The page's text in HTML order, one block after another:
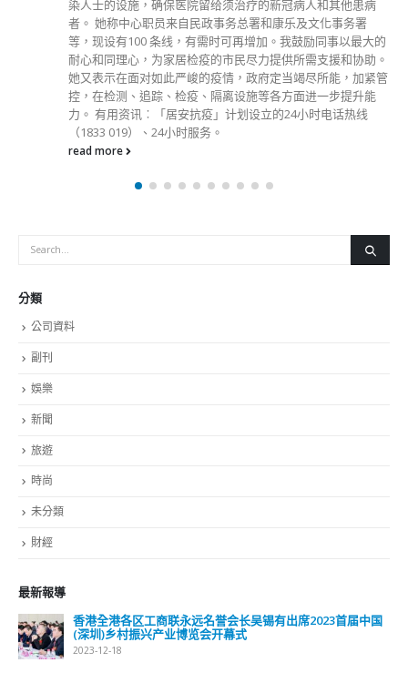
染人士的设施，确保医院留给须治疗的新冠病人和其他患病
者。 她称中心职员来自民政事务总署和康乐及文化事务署
等，现设有100 条线，有需时可再增加。我鼓励同事以最大的
耐心和同理心，为家居检疫的市民尽力提供所需支援和协助。
她又表示在面对如此严峻的疫情，政府定当竭尽所能，加紧管
控，在检测、追踪、检疫、隔离设施等各方面进一步提升能
力。 有用资讯︰「居安抗疫」计划设立的24小时电话热线
（1833 019）、24小时服务。
read more
分類
公司資料
副刊
娛樂
新聞
旅遊
時尚
未分類
財經
最新報導
香港全港各区工商联永远名誉会长吴锡有出席2023首届中国
(深圳)乡村振兴产业博览会开幕式
2023-12-18